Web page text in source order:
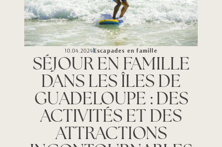
10.04.2024Escapades en famille
SÉJOUR EN FAMILLE
DANS LES ÎLES DE
GUADELOUPE : DES
ACTIVITÉS ET DES
ATTRACTIONS